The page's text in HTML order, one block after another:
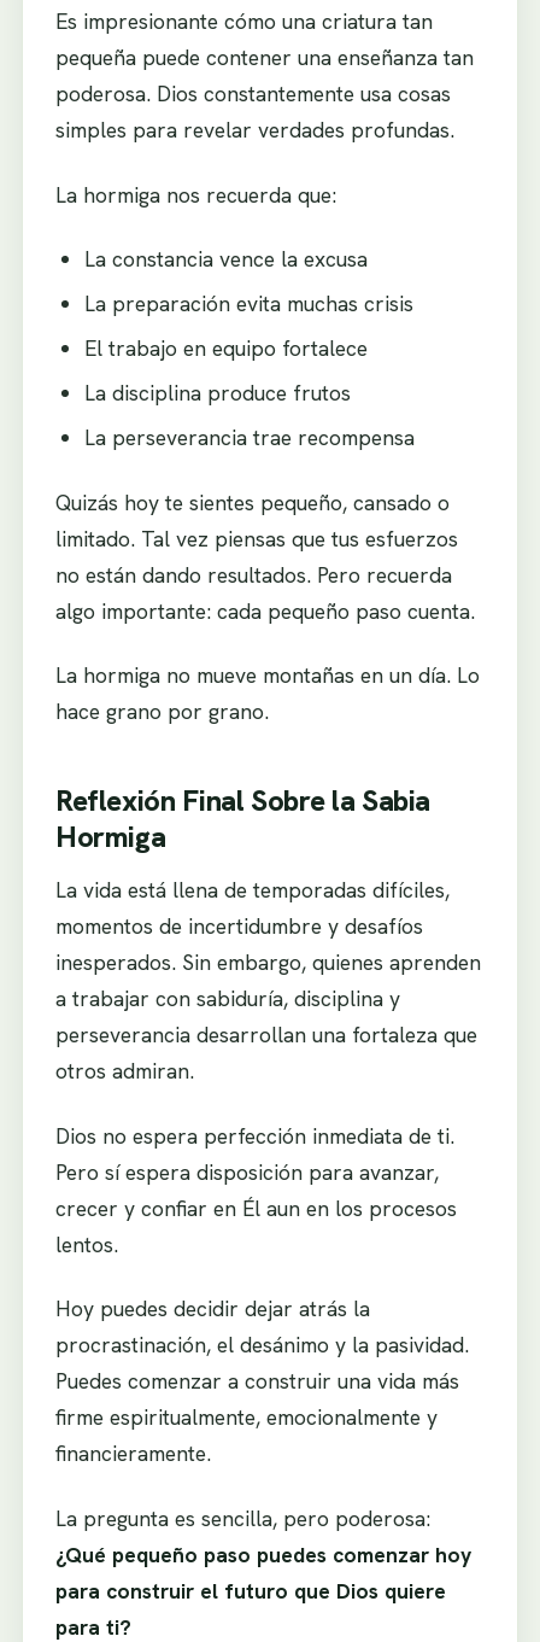
Es impresionante cómo una criatura tan
pequeña puede contener una enseñanza tan
poderosa. Dios constantemente usa cosas
simples para revelar verdades profundas.
La hormiga nos recuerda que:
La constancia vence la excusa
La preparación evita muchas crisis
El trabajo en equipo fortalece
La disciplina produce frutos
La perseverancia trae recompensa
Quizás hoy te sientes pequeño, cansado o
limitado. Tal vez piensas que tus esfuerzos
no están dando resultados. Pero recuerda
algo importante: cada pequeño paso cuenta.
La hormiga no mueve montañas en un día. Lo
hace grano por grano.
Reflexión Final Sobre la Sabia
Hormiga
La vida está llena de temporadas difíciles,
momentos de incertidumbre y desafíos
inesperados. Sin embargo, quienes aprenden
a trabajar con sabiduría, disciplina y
perseverancia desarrollan una fortaleza que
otros admiran.
Dios no espera perfección inmediata de ti.
Pero sí espera disposición para avanzar,
crecer y confiar en Él aun en los procesos
lentos.
Hoy puedes decidir dejar atrás la
procrastinación, el desánimo y la pasividad.
Puedes comenzar a construir una vida más
firme espiritualmente, emocionalmente y
financieramente.
La pregunta es sencilla, pero poderosa:
¿Qué pequeño paso puedes comenzar hoy
para construir el futuro que Dios quiere
para ti?